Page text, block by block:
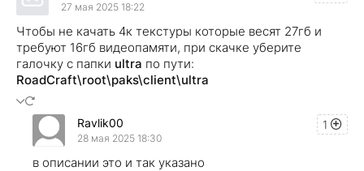
27 мая 2025 18:22
Чтобы не качать 4к текстуры которые весят 27гб и
требуют 16гб видеопамяти, при скачке уберите
галочку с папки ultra по пути:
RoadCraft\root\paks\client\ultra
1
Ravlik00
28 мая 2025 18:30
в описании это и так указано